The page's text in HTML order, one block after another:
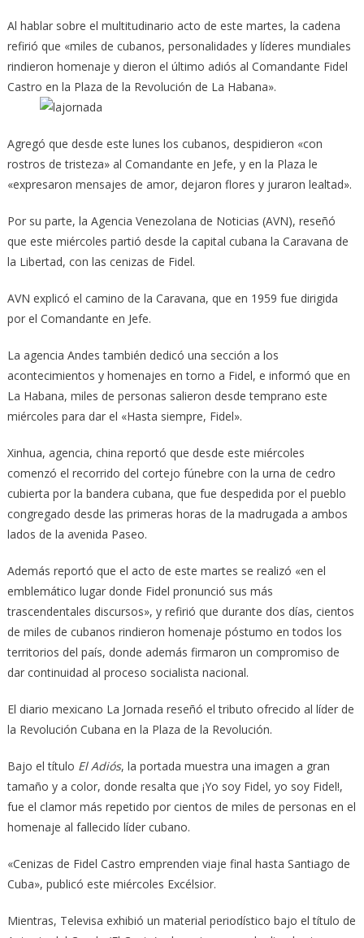
Al hablar sobre el multitudinario acto de este martes, la cadena
refirió que «miles de cubanos, personalidades y líderes mundiales
rindieron homenaje y dieron el último adiós al Comandante Fidel
Castro en la Plaza de la Revolución de La Habana».
Agregó que desde este lunes los cu­banos, despidieron «con
rostros de tristeza» al Comandante en Jefe, y en la Plaza le
«expresaron mensajes de amor, dejaron flores y juraron lealtad».
Por su parte, la Agencia Venezolana de Noticias (AVN), reseñó
que este miér­coles partió desde la capital cubana la Caravana de
la Libertad, con las cenizas de Fidel.
AVN explicó el camino de la Ca­ravana, que en 1959 fue dirigida
por el Comandante en Jefe.
La agencia Andes también dedicó una sección a los
acontecimientos y homenajes en torno a Fidel, e informó que en
La Habana, miles de personas salieron desde temprano este
miércoles para dar el «Hasta siempre, Fidel».
Xinhua, agencia, china reportó que desde este miér­co­les
comenzó el recorrido del cortejo fúnebre con la urna de cedro
cubierta por la bandera cubana, que fue despedida por el pueblo
congregado desde las primeras horas de la madrugada a ambos
lados de la avenida Paseo.
Además reportó que el acto de este martes se realizó «en el
emblemático lugar donde Fidel pronunció sus más
trascendentales discursos», y refirió que durante dos días, cientos
de miles de cubanos rindieron homenaje póstumo en todos los
territorios del país, donde además firmaron un compromiso de
dar continuidad al proceso socialista nacional.
El diario mexicano La Jornada reseñó el tributo ofrecido al líder de
la Re­vo­lución Cubana en la Plaza de la Revo­lución.
Bajo el título El Adiós, la portada muestra una imagen a gran
tamaño y a color, donde resalta que ¡Yo soy Fidel, yo soy Fidel!,
fue el clamor más repetido por cientos de miles de personas en el
homenaje al fallecido líder cubano.
«Cenizas de Fidel Castro emprenden viaje final hasta Santiago de
Cuba», pu­blicó este miércoles Excélsior.
Mien­tras, Televisa exhibió un material periodístico bajo el título de